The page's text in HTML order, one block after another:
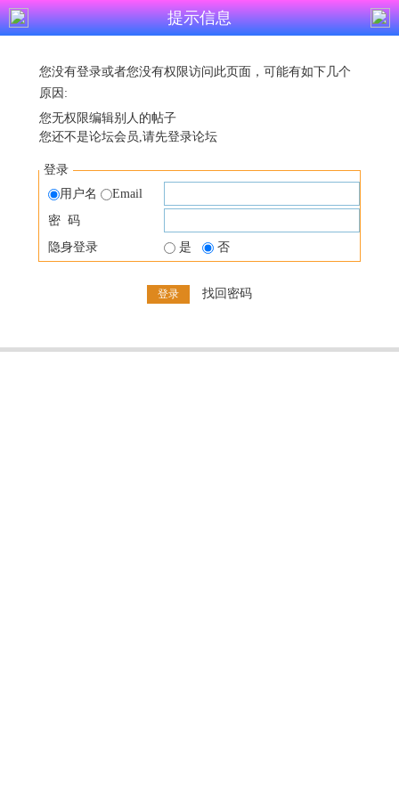
提示信息
您没有登录或者您没有权限访问此页面，可能有如下几个
原因:
您无权限编辑别人的帖子
您还不是论坛会员,请先登录论坛
登录
用户名
Email
密 码
隐身登录
是 否
找回密码